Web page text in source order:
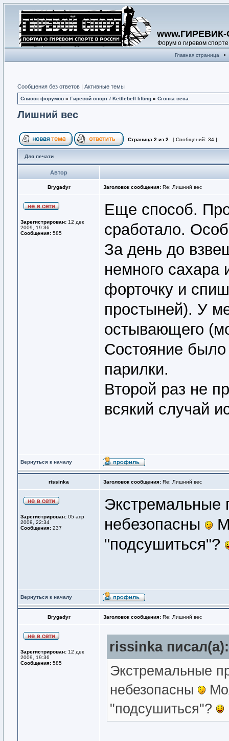
Форум о гиревом спорте
Главная страница •
Сообщения без ответов | Активные темы
Список форумов » Гиревой спорт / Kettlebell lifting » Сгонка веса
Лишний вес
Страница 2 из 2 [ Сообщений: 34 ]
Для печати
Автор
Brygadyr Заголовок сообщения: Re: Лишний вес
Зарегистрирован: 12 дек
2009, 19:36
Сообщения: 585
Еще способ.
сработало.
За день до
немного
форточку и
простыней). У
остывающего
Состояние
парилки.
Второй раз не
всякий случай
Вернуться к началу
rissinka Заголовок сообщения: Re: Лишний вес
Зарегистрирован: 05 апр
2009, 22:34
Сообщения: 237
Экстремальные
небезопасны
"подсушиться"?
Вернуться к началу
Brygadyr Заголовок сообщения: Re: Лишний вес
Зарегистрирован: 12 дек
2009, 19:36
Сообщения: 585
rissinka писал(а):
Экстремальные
небезопасны
"подсушиться"?